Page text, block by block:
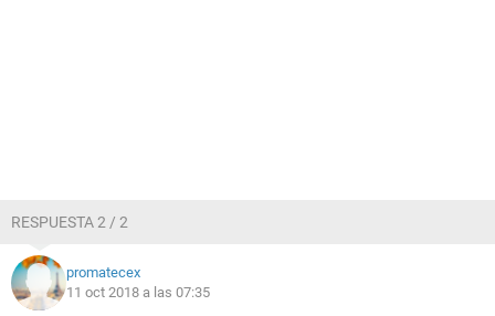
RESPUESTA 2 / 2
promatecex
11 oct 2018 a las 07:35